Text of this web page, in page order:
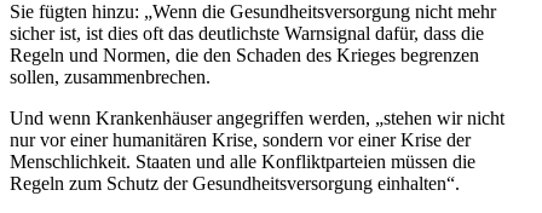
Sie fügten hinzu: „Wenn die Gesundheitsversorgung nicht mehr
sicher ist, ist dies oft das deutlichste Warnsignal dafür, dass die
Regeln und Normen, die den Schaden des Krieges begrenzen
sollen, zusammenbrechen.
Und wenn Krankenhäuser angegriffen werden, „stehen wir nicht
nur vor einer humanitären Krise, sondern vor einer Krise der
Menschlichkeit. Staaten und alle Konfliktparteien müssen die
Regeln zum Schutz der Gesundheitsversorgung einhalten“.